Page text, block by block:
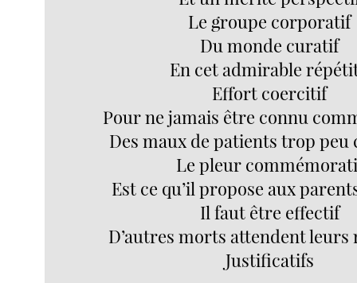
Le groupe corporatif
Du monde curatif
En cet admirable
Effort coercitif
Pour ne jamais être connu
Des maux de patients trop peu
Le pleur
Est ce qu’il propose aux
Il faut être effectif
D’autres morts attendent leurs
Justificatifs